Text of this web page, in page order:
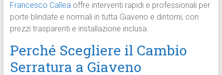
Francesco Calleaoffre interventi rapidi e professionali per
porte blindate e normali in tutta Giaveno e dintorni, con
prezzi trasparenti e installazione inclusa.
Perché Scegliere il Cambio
Serratura a Giaveno